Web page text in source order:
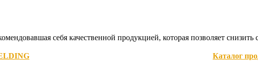
себя качественной продукцией, которая позволяет
Каталог